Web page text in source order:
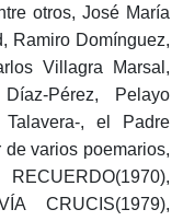
otros, José María
Ramiro Domínguez,
Villagra Marsal,
Pérez, Pelayo
, el Padre
varios poemarios,
CRUCIS(1979),